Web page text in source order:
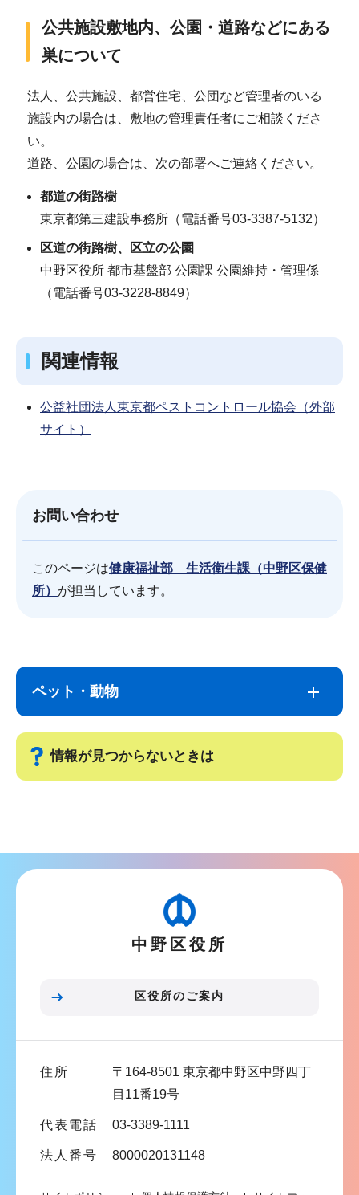
公共施設敷地内、公園・道路などにある
巣について
法人、公共施設、都営住宅、公団など管理者のいる
施設内の場合は、敷地の管理責任者にご相談くださ
い。
道路、公園の場合は、次の部署へご連絡ください。
都道の街路樹
東京都第三建設事務所（電話番号03-3387-5132）
区道の街路樹、区立の公園
中野区役所 都市基盤部 公園課 公園維持・管理係
（電話番号03-3228-8849）
関連情報
公益社団法人東京都ペストコントロール協会（外部
サイト）
お問い合わせ
このページは健康福祉部 生活衛生課（中野区保健
所） が担当しています。
こ
で
ペット・動物
情報が見つからないときは
ナ
ビ
中野区役所
区役所のご案内
住所
〒164-8501 東京都中野区中野四丁
目11番19号
代表電話 03-3389-1111
法人番号 8000020131148